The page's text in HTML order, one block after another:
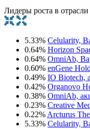
Лидеры роста в отрасли
5.33% Celularity,
0.64% Horizon
0.64% OmniAb,
0.60% enGene
0.49% IO Biotech,
0.42% Organovo
0.38% OmniAb,
0.23% Creative
0.22% Arcturus
5.33% Celularity,